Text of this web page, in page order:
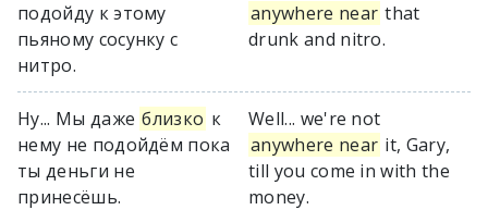
подойду к этому
пьяному сосунку с
нитро.
anywhere near that
drunk and nitro.
Ну... Мы даже близко к
нему не подойдём пока
ты деньги не
принесёшь.
Well... we're not
anywhere near it, Gary,
till you come in with the
money.